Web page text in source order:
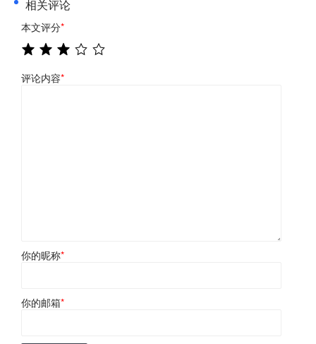
相关评论
本文评分*
评论内容*
你的昵称*
你的邮箱*